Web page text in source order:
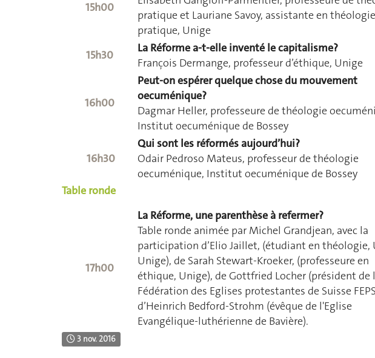
15h00
pratique et Lauriane Savoy, assistante en théologie
pratique, Unige
15h30
La Réforme a-t-elle inventé le capitalisme?
François Dermange, professeur d’éthique, Unige
16h00
Peut-on espérer quelque chose du mouvement
oecuménique?
Dagmar Heller, professeure de théologie
Institut oecuménique de Bossey
16h30
Qui sont les réformés aujourd’hui?
Odair Pedroso Mateus, professeur de théologie
oecuménique, Institut oecuménique de Bossey
Table ronde
17h00
La Réforme, une parenthèse à refermer?
Table ronde animée par Michel Grandjean, avec la
participation d’Elio Jaillet, (étudiant en théologie,
Unige), de Sarah Stewart-Kroeker, (professeure en
éthique, Unige), de Gottfried Locher (président de
Fédération des Eglises protestantes de Suisse
d’Heinrich Bedford-Strohm (évêque de l'Eglise
Evangélique-luthérienne de Bavière).
3 nov. 2016